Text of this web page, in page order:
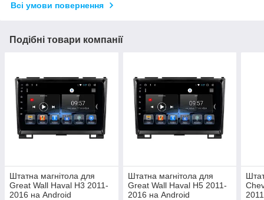
Всі умови повернення
Подібні товари компанії
Штатна магнітола для
Great Wall Haval H3 2011-
2016 на Android
Штатна магнітола для
Great Wall Haval H5 2011-
2016 на Android